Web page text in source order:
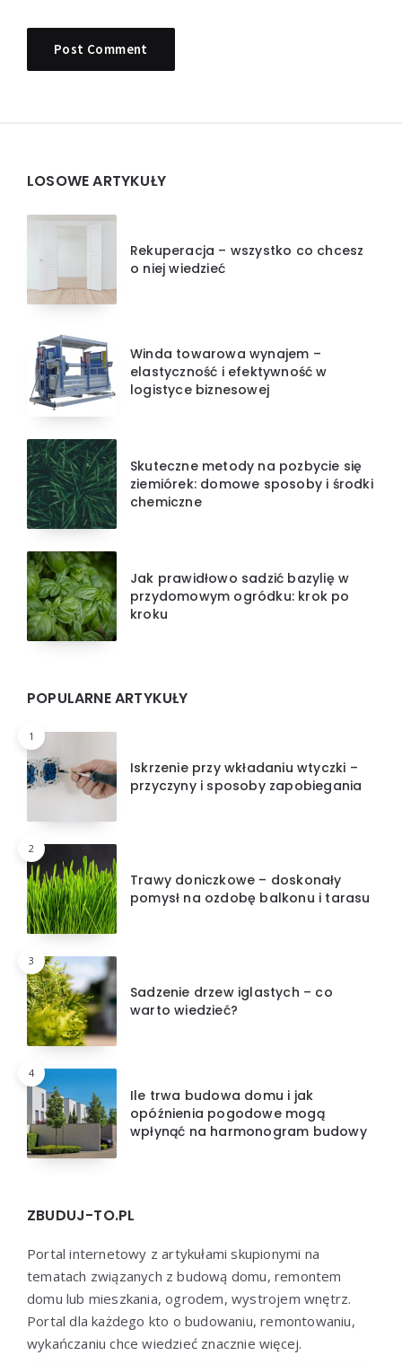
Widgets
LOSOWE ARTYKUŁY
Rekuperacja – wszystko co chcesz
o niej wiedzieć
Winda towarowa wynajem –
elastyczność i efektywność w
logistyce biznesowej
Skuteczne metody na pozbycie się
ziemiórek: domowe sposoby i środki
chemiczne
Jak prawidłowo sadzić bazylię w
przydomowym ogródku: krok po
kroku
POPULARNE ARTYKUŁY
1
Iskrzenie przy wkładaniu wtyczki –
przyczyny i sposoby zapobiegania
2
Trawy doniczkowe – doskonały
pomysł na ozdobę balkonu i tarasu
3
Sadzenie drzew iglastych – co
warto wiedzieć?
4
Ile trwa budowa domu i jak
opóźnienia pogodowe mogą
wpłynąć na harmonogram budowy
ZBUDUJ-TO.PL
Portal internetowy z artykułami skupionymi na
tematach związanych z budową domu, remontem
domu lub mieszkania, ogrodem, wystrojem wnętrz.
Portal dla każdego kto o budowaniu, remontowaniu,
wykańczaniu chce wiedzieć znacznie więcej.